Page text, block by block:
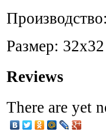
Размер: 32х32
Reviews
There are yet